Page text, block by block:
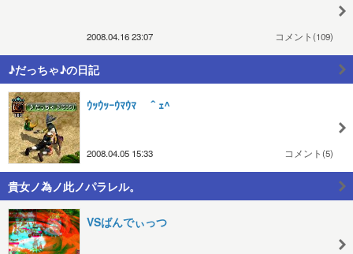
2008.04.16 23:07 コメント(109)
♪だっちゃ♪の日記
ｳｯｳｯｰｳﾏｳﾏ ＾ｪ^
2008.04.05 15:33 コメント(5)
貴女ノ為ノ此ノパラレル。
VSばんでぃっつ